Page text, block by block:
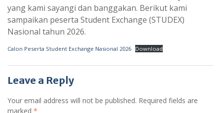
yang kami sayangi dan banggakan. Berikut kami
sampaikan peserta Student Exchange (STUDEX)
Nasional tahun 2026.
Calon Peserta Student Exchange Nasional 2026 Download
Leave a Reply
Your email address will not be published. Required fields are
marked *